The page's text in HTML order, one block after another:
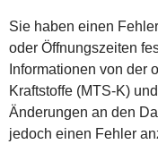
Sie haben einen
oder Öffnungszeiten
Informationen von der
Kraftstoffe (MTS-K)
Änderungen an den
jedoch einen Fehler